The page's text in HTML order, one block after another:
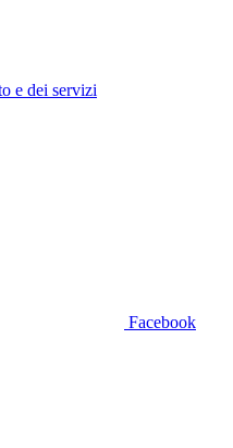
e dei servizi
Facebook